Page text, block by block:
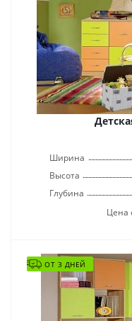
Ширина
Высота
Глубина
Цена
ОТ 3 ДНЕЙ